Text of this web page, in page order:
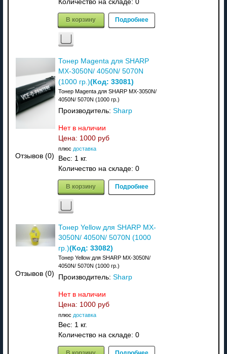
Количество на складе: 0
В корзину Подробнее
Отзывов (0)
Тонер Magenta для SHARP
MX-3050N/ 4050N/ 5070N
(1000 гр.)(Код: 33081)
Тонер Magenta для SHARP MX-3050N/
4050N/ 5070N (1000 гр.)
Производитель: Sharp
Нет в наличии
Цена: 1000 руб
плюс доставка
Вес: 1 кг.
Количество на складе: 0
В корзину Подробнее
Отзывов (0)
Тонер Yellow для SHARP MX-
3050N/ 4050N/ 5070N (1000
гр.)(Код: 33082)
Тонер Yellow для SHARP MX-3050N/
4050N/ 5070N (1000 гр.)
Производитель: Sharp
Нет в наличии
Цена: 1000 руб
плюс доставка
Вес: 1 кг.
Количество на складе: 0